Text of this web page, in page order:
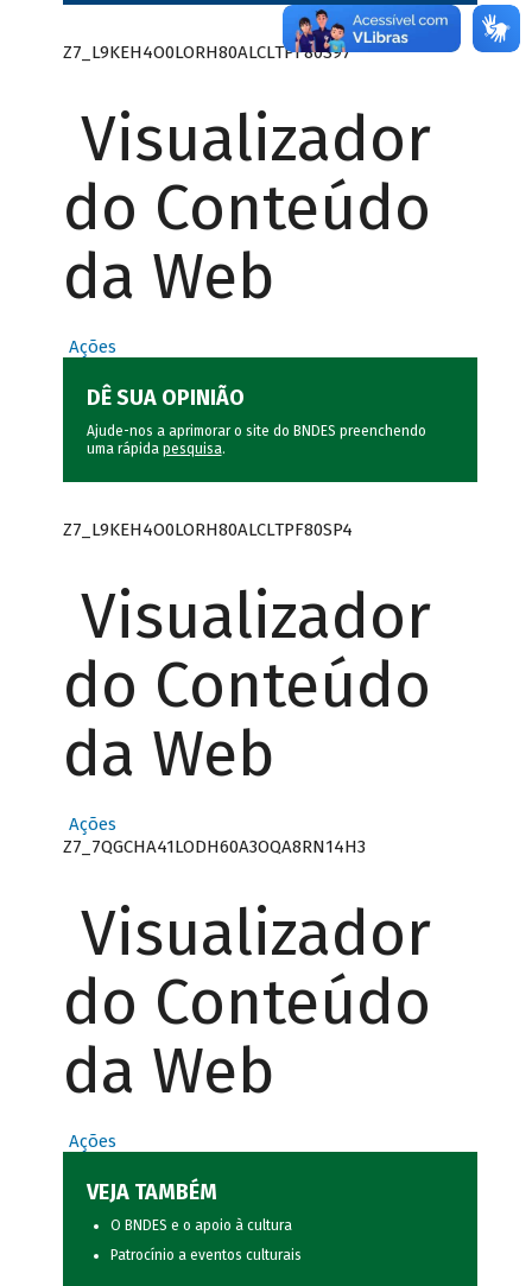
Z7_L9KEH4O0LORH80ALCLTPF80S97
Visualizador
do Conteúdo
da Web
Ações
DÊ SUA OPINIÃO
Ajude-nos a aprimorar o site do BNDES preenchendo
uma rápida pesquisa.
Z7_L9KEH4O0LORH80ALCLTPF80SP4
Visualizador
do Conteúdo
da Web
Ações
Z7_7QGCHA41LODH60A3OQA8RN14H3
Visualizador
do Conteúdo
da Web
Ações
VEJA TAMBÉM
O BNDES e o apoio à cultura
Patrocínio a eventos culturais